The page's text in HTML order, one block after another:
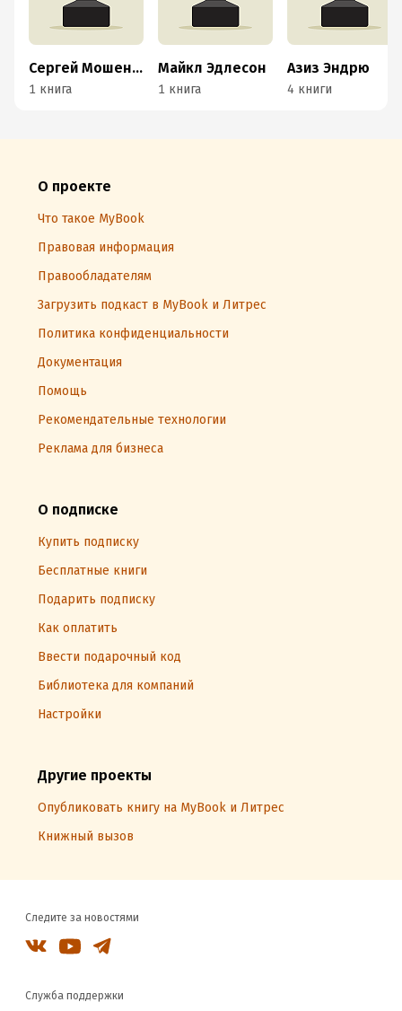
Сергей Мошенский
1 книга
Майкл Эдлесон
1 книга
Азиз Эндрю
4 книги
О проекте
Что такое MyBook
Правовая информация
Правообладателям
Загрузить подкаст в MyBook и Литрес
Политика конфиденциальности
Документация
Помощь
Рекомендательные технологии
Реклама для бизнеса
О подписке
Купить подписку
Бесплатные книги
Подарить подписку
Как оплатить
Ввести подарочный код
Библиотека для компаний
Настройки
Другие проекты
Опубликовать книгу на MyBook и Литрес
Книжный вызов
Следите за новостями
Служба поддержки